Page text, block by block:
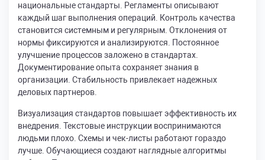
национальные стандарты. Регламенты описывают
каждый шаг выполнения операций. Контроль качества
становится системным и регулярным. Отклонения от
нормы фиксируются и анализируются. Постоянное
улучшение процессов заложено в стандартах.
Документирование опыта сохраняет знания в
организации. Стабильность привлекает надежных
деловых партнеров.
Визуализация стандартов повышает эффективность их
внедрения. Текстовые инструкции воспринимаются
людьми плохо. Схемы и чек-листы работают гораздо
лучше. Обучающиеся создают наглядные алгоритмы